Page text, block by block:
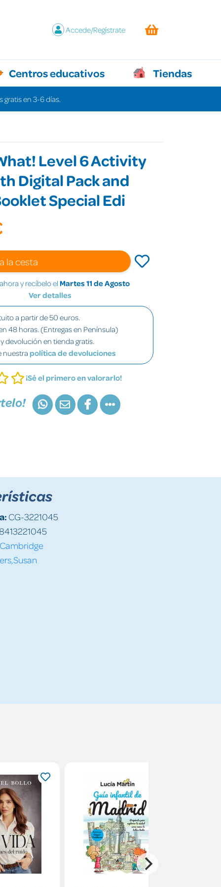
Accede/Regístrate
Centros educativos Tiendas
gratis en 3-6 días.
Level 6 Activity
Digital Pack and
Special Edi
la cesta
y recíbelo el Martes 11 de Agosto
Ver detalles
a partir de 50 euros.
48 horas. (Entregas en Península)
devolución en tienda gratis.
nuestra política de devoluciones
¡Sé el primero en valorarlo!
CG-3221045
Cambridge